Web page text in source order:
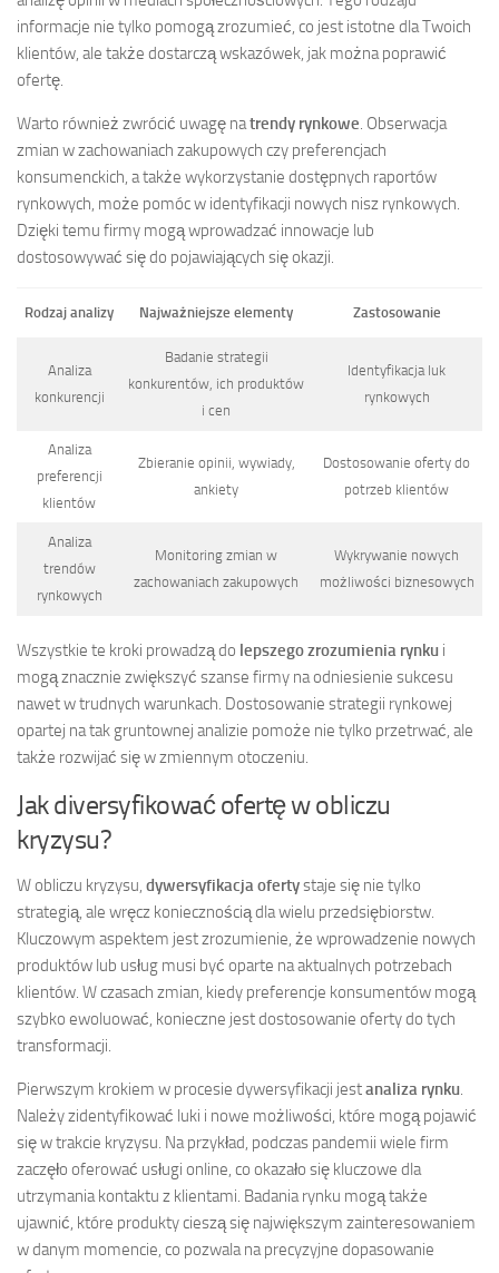
informacje nie tylko pomogą zrozumieć, co jest istotne dla Twoich
klientów, ale także dostarczą wskazówek, jak można poprawić
ofertę.
Warto również zwrócić uwagę natrendy rynkowe. Obserwacja
zmian w zachowaniach zakupowych czy preferencjach
konsumenckich, a także wykorzystanie dostępnych raportów
rynkowych, może pomóc w identyfikacji nowych nisz rynkowych.
Dzięki temu firmy mogą wprowadzać innowacje lub
dostosowywać się do pojawiających się okazji.
Rodzaj analizy Najważniejsze elementy Zastosowanie
Analiza
konkurencji
Badanie strategii
konkurentów, ich produktów
i cen
Identyfikacja luk
rynkowych
Analiza
preferencji
klientów
Zbieranie opinii, wywiady,
ankiety
Dostosowanie oferty do
potrzeb klientów
Analiza
trendów
rynkowych
Monitoring zmian w
zachowaniach zakupowych
Wykrywanie nowych
możliwości biznesowych
Wszystkie te kroki prowadzą do lepszego zrozumienia rynku i
mogą znacznie zwiększyć szanse firmy na odniesienie sukcesu
nawet w trudnych warunkach. Dostosowanie strategii rynkowej
opartej na tak gruntownej analizie pomoże nie tylko przetrwać, ale
także rozwijać się w zmiennym otoczeniu.
Jak diversyfikować ofertę w obliczu
kryzysu?
W obliczu kryzysu, dywersyfikacja ofertystaje się nie tylko
strategią, ale wręcz koniecznością dla wielu przedsiębiorstw.
Kluczowym aspektem jest zrozumienie, że wprowadzenie nowych
produktów lub usług musi być oparte na aktualnych potrzebach
klientów. W czasach zmian, kiedy preferencje konsumentów mogą
szybko ewoluować, konieczne jest dostosowanie oferty do tych
transformacji.
Pierwszym krokiem w procesie dywersyfikacji jestanaliza rynku.
Należy zidentyfikować luki i nowe możliwości, które mogą pojawić
się w trakcie kryzysu. Na przykład, podczas pandemii wiele firm
zaczęło oferować usługi online, co okazało się kluczowe dla
utrzymania kontaktu z klientami. Badania rynku mogą także
ujawnić, które produkty cieszą się największym zainteresowaniem
w danym momencie, co pozwala na precyzyjne dopasowanie